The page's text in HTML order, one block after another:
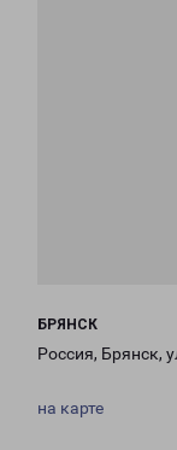
БРЯНСК
Россия, Брянск,
на карте